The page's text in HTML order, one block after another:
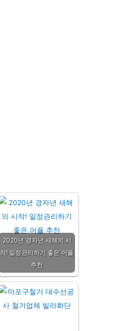
2020년 경자년 새해의 시
작! 일정관리하기 좋은 어플
추천